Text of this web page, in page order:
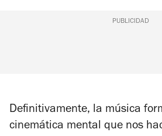
PUBLICIDAD
Definitivamente, la música
cinemática mental que nos